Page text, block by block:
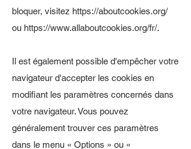
bloquer, visitez https://aboutcookies.org/
ou https://www.allaboutcookies.org/fr/.
Il est également possible d'empêcher votre
navigateur d'accepter les cookies en
modifiant les paramètres concernés dans
votre navigateur. Vous pouvez
généralement trouver ces paramètres
dans le menu « Options » ou «